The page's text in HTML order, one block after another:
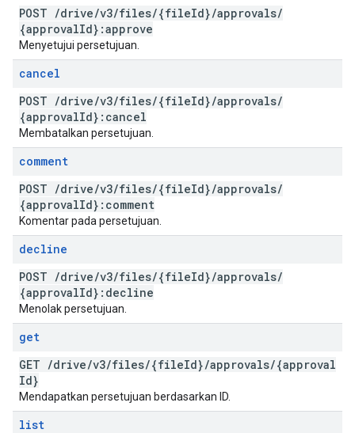
POST /drive/v3/files/{fileId}/approvals/
{approvalId}:approve
Menyetujui persetujuan.
cancel
POST /drive/v3/files/{fileId}/approvals/
{approvalId}:cancel
Membatalkan persetujuan.
comment
POST /drive/v3/files/{fileId}/approvals/
{approvalId}:comment
Komentar pada persetujuan.
decline
POST /drive/v3/files/{fileId}/approvals/
{approvalId}:decline
Menolak persetujuan.
get
GET /drive/v3/files/{fileId}/approvals/{approval
Id}
Mendapatkan persetujuan berdasarkan ID.
list